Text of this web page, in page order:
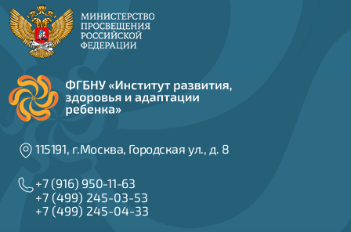
115191, г.Москва, Городская ул., д. 8
+7 (916) 950-11-63
+7 (499) 245-03-53
+7 (499) 245-04-33